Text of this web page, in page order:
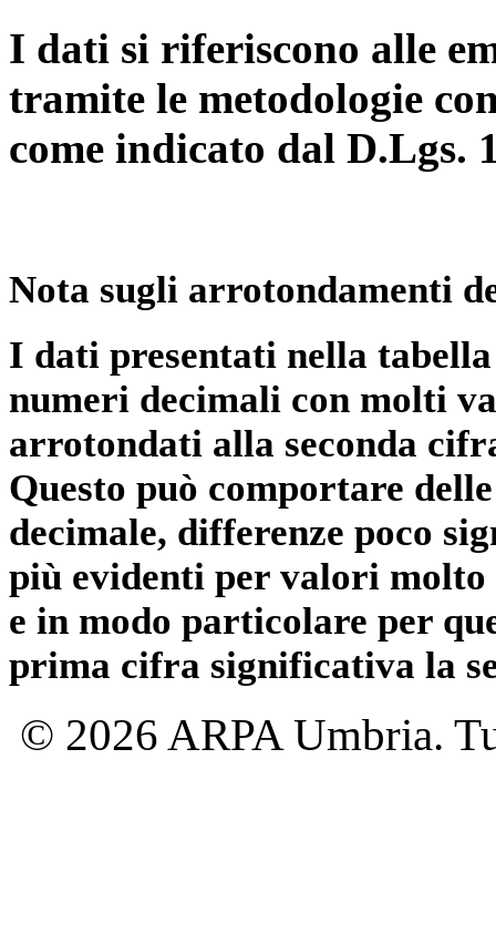
I dati si riferiscono alle
tramite le metodologie
come indicato dal D.Lgs.
Nota sugli arrotondamenti
I dati presentati nella
numeri decimali con molti
arrotondati alla seconda
Questo può comportare
decimale, differenze poco
più evidenti per valori
e in modo particolare per
prima cifra significativa la
© 2026 ARPA Umbria.